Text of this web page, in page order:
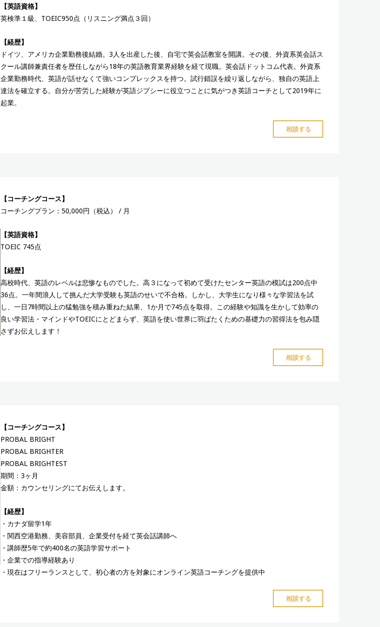
【英語資格】
英検準１級、TOEIC950点（リスニング満点３回）
【経歴】
ドイツ、アメリカ企業勤務後結婚。3人を出産した後、自宅で英会話教室を開講。その後、外資系英会話ス
クール講師兼責任者を歴任しながら18年の英語教育業界経験を経て現職。英会話ドットコム代表。外資系
企業勤務時代、英語が話せなくて強いコンプレックスを持つ。試行錯誤を繰り返しながら、独自の英語上
達法を確立する。自分が苦労した経験が英語ジプシーに役立つことに気がつき英語コーチとして2019年に
起業。
相談する
削
【コーチングコース】
コーチングプラン：50,000円（税込） / 月
【英語資格】
TOEIC 745点
【経歴】
高校時代、英語のレベルは悲惨なものでした。高３になって初めて受けたセンター英語の模試は200点中
36点。一年間浪人して挑んだ大学受験も英語のせいで不合格。しかし、大学生になり様々な学習法を試
し、一日7時間以上の猛勉強を積み重ねた結果、1か月で745点を取得。この経験や知識を生かして効率の
良い学習法・マインドやTOEICにとどまらず、英語を使い世界に羽ばたくための基礎力の習得法を包み隠
さずお伝えします！
相談する
遼
【コーチングコース】
PROBAL BRIGHT
PROBAL BRIGHTER
PROBAL BRIGHTEST
期間：3ヶ月
金額：カウンセリングにてお伝えします。
【経歴】
・カナダ留学1年
・関西空港勤務、美容部員、企業受付を経て英会話講師へ
・講師歴5年で約400名の英語学習サポート
・企業での指導経験あり
・現在はフリーランスとして、初心者の方を対象にオンライン英語コーチングを提供中
相談する
代